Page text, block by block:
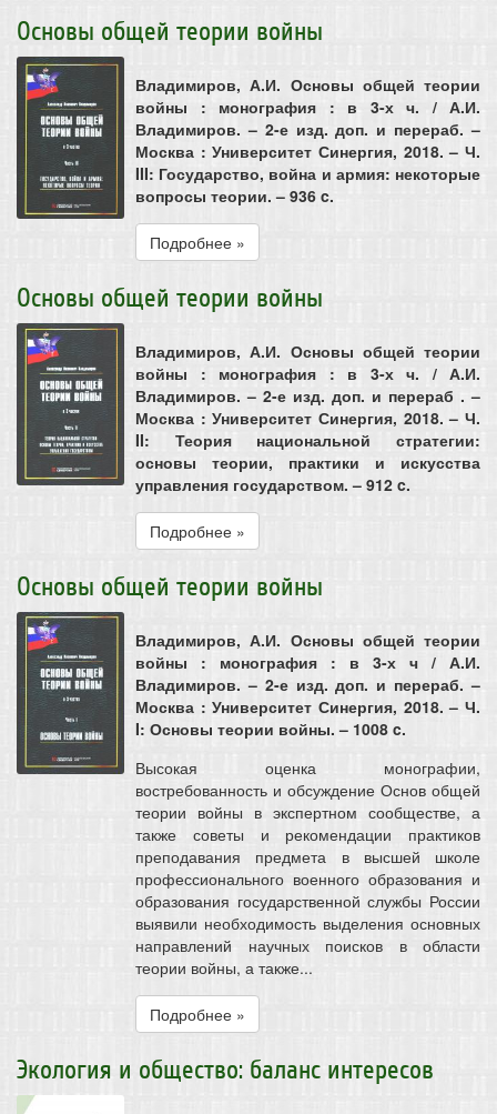
Основы общей теории войны
Владимиров, А.И. Основы общей теории
войны : монография : в 3-х ч. / А.И.
Владимиров. – 2-е изд. доп. и перераб. –
Москва : Университет Синергия, 2018. – Ч.
III: Государство, война и армия: некоторые
вопросы теории. – 936 c.
Подробнее »
Основы общей теории войны
Владимиров, А.И. Основы общей теории
войны : монография : в 3-х ч. / А.И.
Владимиров. – 2-е изд. доп. и перераб . –
Москва : Университет Синергия, 2018. – Ч.
II: Теория национальной стратегии:
основы теории, практики и искусства
управления государством. – 912 c.
Подробнее »
Основы общей теории войны
Владимиров, А.И. Основы общей теории
войны : монография : в 3-х ч / А.И.
Владимиров. – 2-е изд. доп. и перераб. –
Москва : Университет Синергия, 2018. – Ч.
I: Основы теории войны. – 1008 c.
Высокая оценка монографии,
востребованность и обсуждение Основ общей
теории войны в экспертном сообществе, а
также советы и рекомендации практиков
преподавания предмета в высшей школе
профессионального военного образования и
образования государственной службы России
выявили необходимость выделения основных
направлений научных поисков в области
теории войны, а также...
Подробнее »
Экология и общество: баланс интересов